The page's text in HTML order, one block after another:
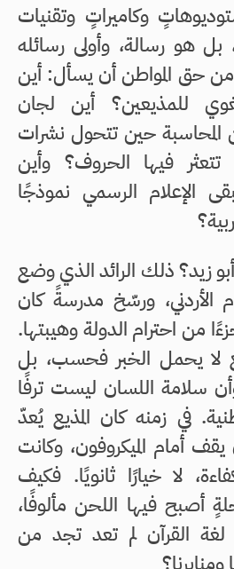
وكاميراتٍ وتقنيات
هو رسالة، وأولى رسائله
حق المواطن أن يسأل: أين
للمذيعين؟ أين لجان
المحاسبة حين تتحول نشرات
تتعثر فيها الحروف؟ وأين
الإعلام الرسمي نموذجًا
زيد؟ ذلك الرائد الذي وضع
الأردني، ورسّخ مدرسةً كان
من احترام الدولة وهيبتها.
لا يحمل الخبر فحسب، بل
سلامة اللسان ليست ترفًا
في زمنه كان المذيع يُعدّ
أمام الميكروفون، وكانت
لا خيارًا ثانويًا. فكيف
أصبح فيها اللحن مألوفًا،
لغة القرآن لم تعد تجد من